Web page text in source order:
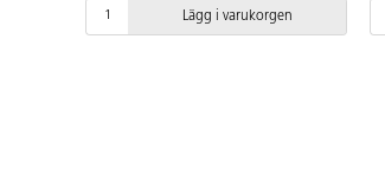
L200xB200 cm.Lägg i varukorgen